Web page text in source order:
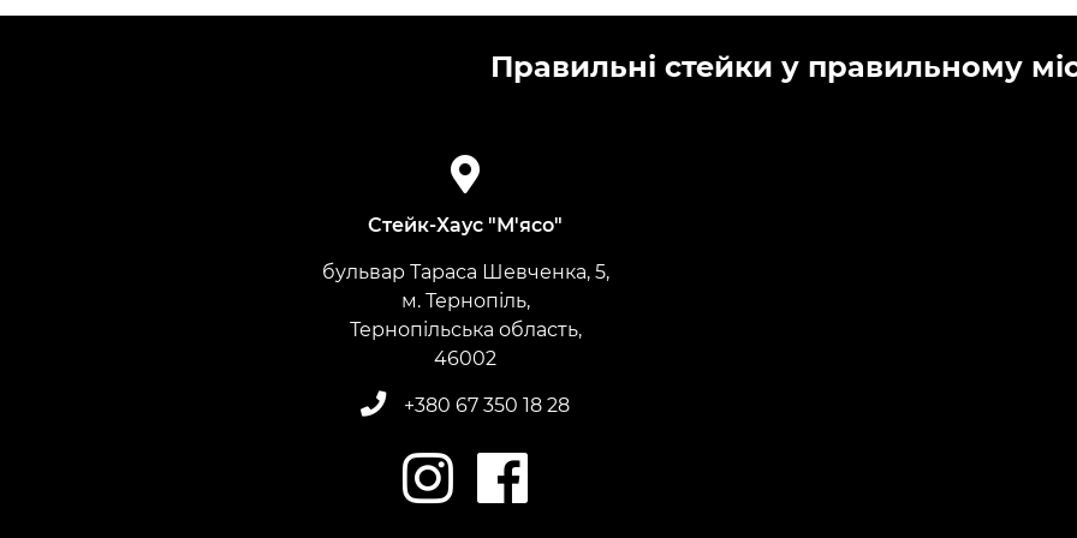
Правильні стейки у правильному
Стейк-Хаус "М'ясо"
бульвар Тараса Шевченка, 5,
м. Тернопіль,
Тернопільська область,
​​​​​​​46002
+380 67 350 18 28